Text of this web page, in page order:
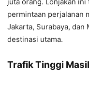
permintaan perjalanan
Jakarta, Surabaya, dan
destinasi utama.
Trafik Tinggi